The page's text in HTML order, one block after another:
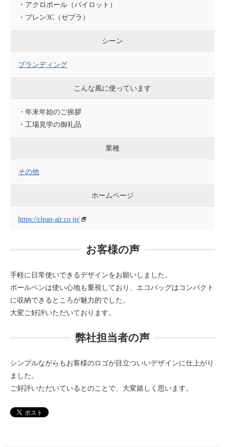
・アクロボール（パイロット）
・ブレン3C（ゼブラ）
シーン
ブランディング
こんな風に使っています
・年末年始のご挨拶
・工場見学の御礼品
業種
その他
ホームページ
https://clean-air.co.jp/
お客様の声
手軽に日常使いできるデザインをお願いしました。
ボールペンは使い心地も重視しており、エコバッグはコンパクト
に収納できるところが魅力的でした。
大変ご好評いただいております。
弊社担当者の声
シンプルながらもお客様のロゴが目立ついいデザインに仕上がり
ました。
ご好評いただいているとのことで、大変嬉しく思います。